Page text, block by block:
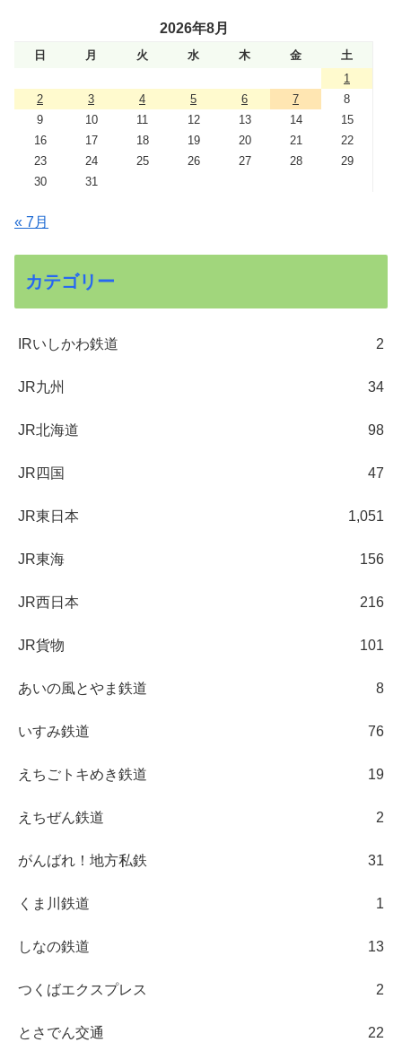
2026年8月
日 月 火 水 木 金
土
1
2
3 4 5 6 7
8
9
10 11 12 13 14
15
16
17 18 19 20 21
22
23
24 25 26 27 28
29
30
31
« 7月
カテゴリー
IRいしかわ鉄道 2
JR九州 34
JR北海道 98
JR四国 47
JR東日本 1,051
JR東海 156
JR西日本 216
JR貨物 101
あいの風とやま鉄道 8
いすみ鉄道 76
えちごトキめき鉄道 19
えちぜん鉄道 2
がんばれ！地方私鉄 31
くま川鉄道 1
しなの鉄道 13
つくばエクスプレス 2
とさでん交通 22